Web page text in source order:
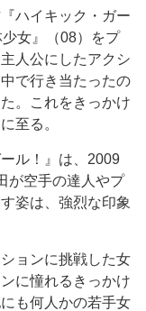
ハイキック・ガー
女』（08）をプ
人公にしたアクシ
で行き当たったの
。これをきっかけ
至る。
ル！』は、2009
が空手の達人やプ
姿は、強烈な印象
ョンに挑戦した女
に憧れるきっかけ
も何人かの若手女